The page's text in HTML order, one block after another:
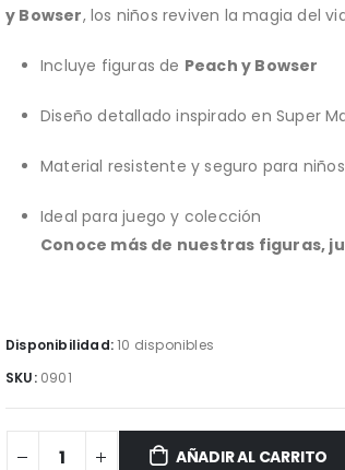
y Bowser, los niños reviven la magia del
Incluye figuras de Peach y Bowser
Diseño detallado inspirado en Super
Material resistente y seguro para niños
Ideal para juego y colección
Conoce más de nuestras figuras,
Disponibilidad:10 disponibles
SKU: 0901
AÑADIR AL CARRITO